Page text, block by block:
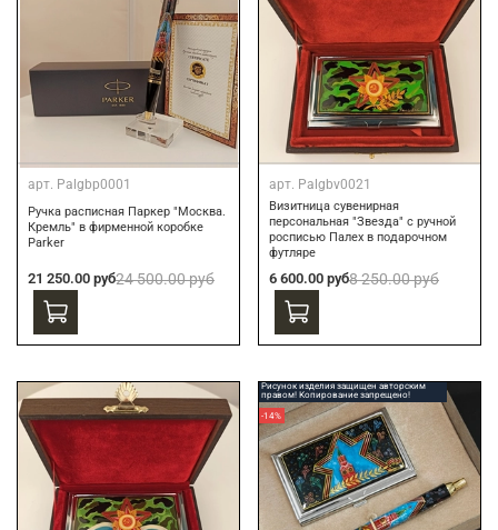
арт. Palgbp0001
Ручка расписная Паркер "Москва.
Кремль" в фирменной коробке
Parker
21 250.00 руб24 500.00 руб
арт. Palgbv0021
Визитница сувенирная
персональная "Звезда" с ручной
росписью Палех в подарочном
футляре
6 600.00 руб8 250.00 руб
Рисунок изделия защищен авторским
правом! Копирование запрещено!
-14%